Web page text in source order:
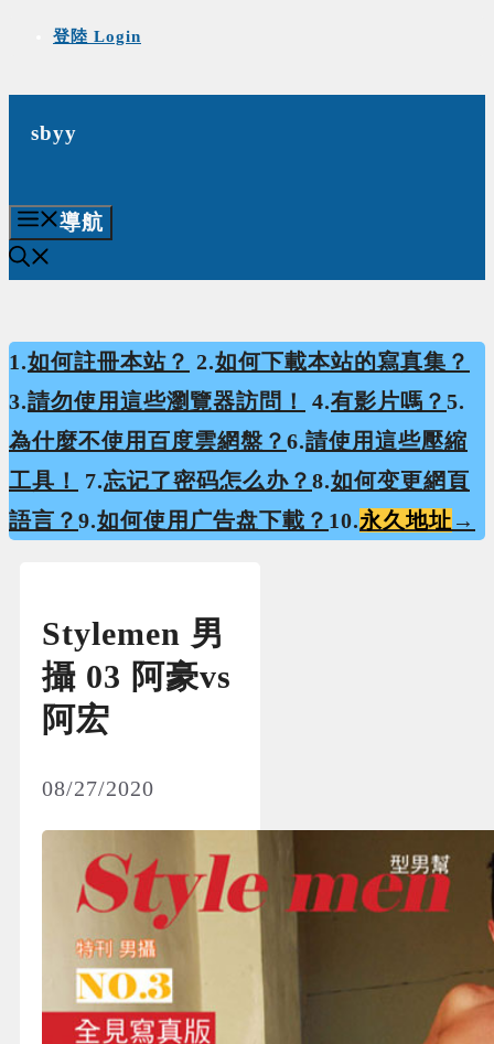
登陸 Login
sbyy
導航
1.如何註冊本站？ 2.如何下載本站的寫真集？
3.請勿使用這些瀏覽器訪問！ 4.有影片嗎？ 5.
為什麼不使用百度雲網盤？ 6.請使用這些壓縮
工具！
7.忘记了密码怎么办？ 8.如何变更網頁
語言？ 9.如何使用广告盘下載？ 10.永久地址 →
Stylemen 男
攝 03 阿豪vs
阿宏
08/27/2020